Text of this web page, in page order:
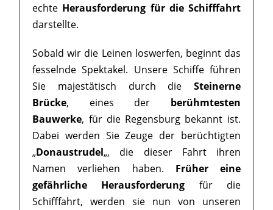
echte Herausforderung für die Schifffahrt
darstellte.
Sobald wir die Leinen loswerfen, beginnt das
fesselnde Spektakel. Unsere Schiffe führen
Sie majestätisch durch die Steinerne
Brücke, eines der berühmtesten
Bauwerke, für die Regensburg bekannt ist.
Dabei werden Sie Zeuge der berüchtigten
„Donaustrudel„, die dieser Fahrt ihren
Namen verliehen haben. Früher eine
gefährliche Herausforderung für die
Schifffahrt, werden sie nun von unseren